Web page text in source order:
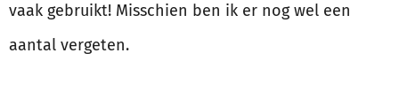
vaak gebruikt! Misschien ben ik er nog wel een
aantal vergeten.